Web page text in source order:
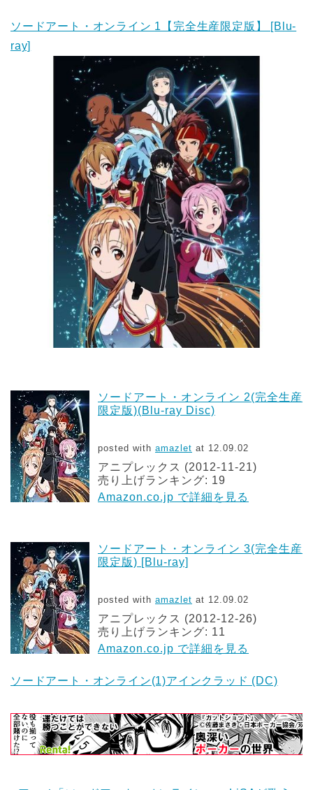
ソードアート・オンライン 1【完全生産限定版】 [Blu-
ray]
ソードアート・オンライン 2(完全生産
限定版)(Blu-ray Disc)
posted with amazlet at 12.09.02
アニプレックス (2012-11-21)
売り上げランキング: 19
Amazon.co.jp で詳細を見る
ソードアート・オンライン 3(完全生産
限定版) [Blu-ray]
posted with amazlet at 12.09.02
アニプレックス (2012-12-26)
売り上げランキング: 11
Amazon.co.jp で詳細を見る
ソードアート・オンライン(1)アインクラッド (DC)